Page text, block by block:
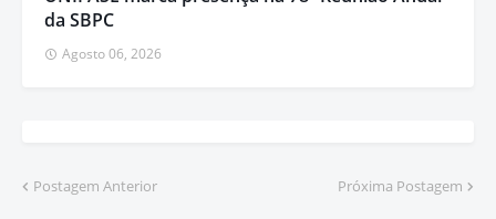
da SBPC
Agosto 06, 2026
Postagem Anterior Próxima Postagem